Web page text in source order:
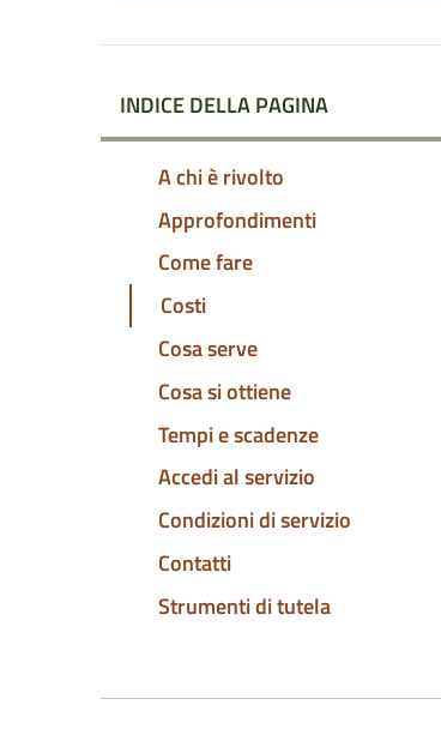
INDICE DELLA PAGINA
A chi è rivolto
Approfondimenti
Come fare
Costi
Cosa serve
Cosa si ottiene
Tempi e scadenze
Accedi al servizio
Condizioni di servizio
Contatti
Strumenti di tutela